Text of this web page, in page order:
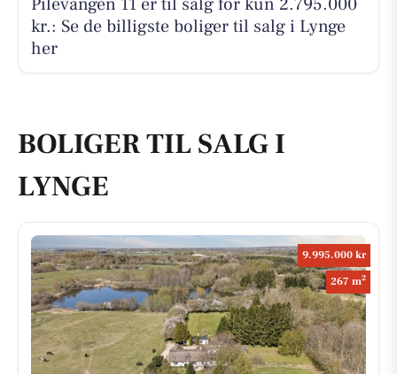
Pilevangen 11 er til salg for kun 2.795.000
kr.: Se de billigste boliger til salg i Lynge
her
BOLIGER TIL SALG I
LYNGE
9.995.000 kr
267 m2